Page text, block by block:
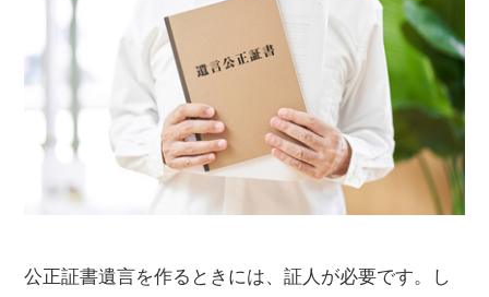
公正証書遺言を作るときには、証人が必要です。し